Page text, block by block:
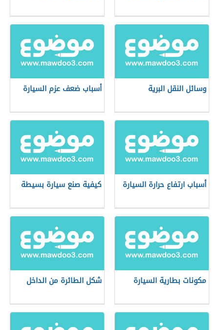
وسائل النقل البرية أسباب ضعف عزم السيارة
أسباب ارتفاع حرارة السيارة كيفية صنع سيارة بسيطة
مكونات بطارية السيارة شكل الطائرة من الداخل